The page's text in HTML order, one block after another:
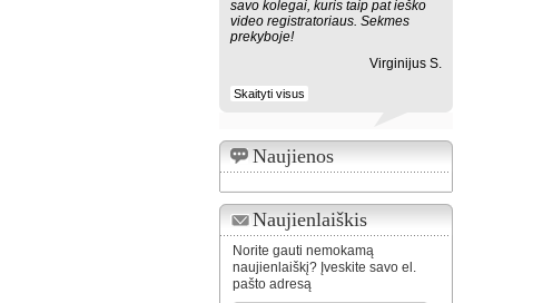
savo kolegai, kuris taip pat ieško
video registratoriaus. Sekmes
prekyboje!
Virginijus S.
Skaityti visus
Naujienos
Naujienlaiškis
Norite gauti nemokamą
naujienlaiškį? Įveskite savo el.
pašto adresą